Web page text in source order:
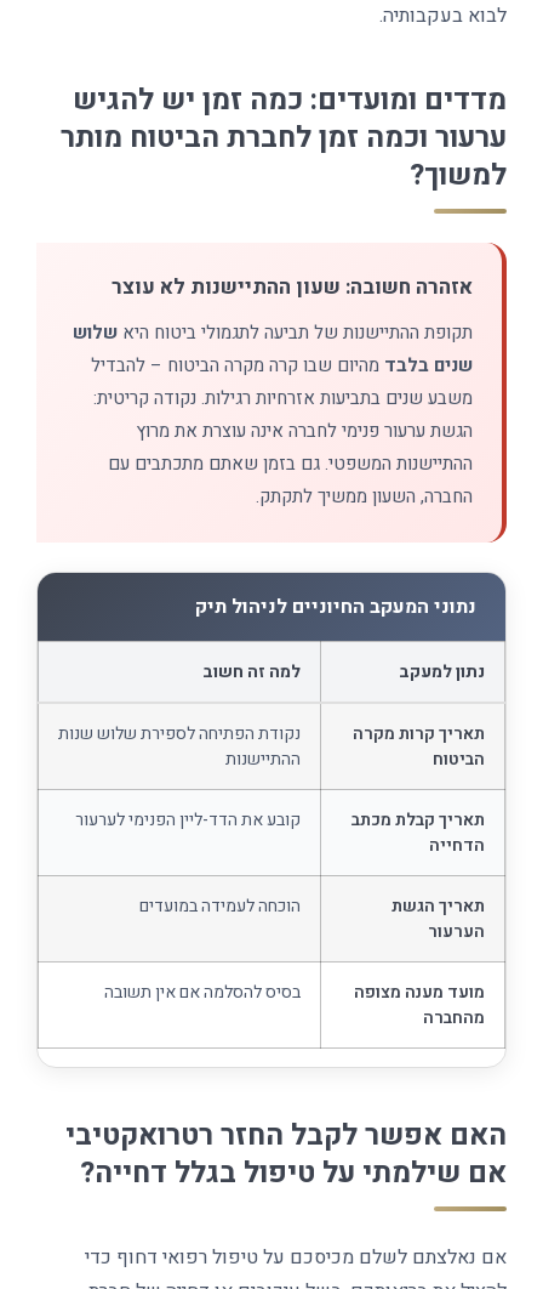
לבוא בעקבותיה.
מדדים ומועדים: כמה זמן יש להגיש
ערעור וכמה זמן לחברת הביטוח מותר
למשוך?
אזהרה חשובה: שעון ההתיישנות לא עוצר
תקופת ההתיישנות של תביעה לתגמולי ביטוח היא שלוש
שנים בלבד מהיום שבו קרה מקרה הביטוח – להבדיל
משבע שנים בתביעות אזרחיות רגילות. נקודה קריטית:
הגשת ערעור פנימי לחברה אינה עוצרת את מרוץ
ההתיישנות המשפטי. גם בזמן שאתם מתכתבים עם
החברה, השעון ממשיך לתקתק.
נתוני המעקב החיוניים לניהול תיק
נתון למעקב למה זה חשוב
תאריך קרות מקרה
הביטוח
נקודת הפתיחה לספירת שלוש שנות
ההתיישנות
תאריך קבלת מכתב
הדחייה
קובע את הדד-ליין הפנימי לערעור
תאריך הגשת
הערעור
הוכחה לעמידה במועדים
מועד מענה מצופה
מהחברה
בסיס להסלמה אם אין תשובה
האם אפשר לקבל החזר רטרואקטיבי
אם שילמתי על טיפול בגלל דחייה?
אם נאלצתם לשלם מכיסכם על טיפול רפואי דחוף כדי